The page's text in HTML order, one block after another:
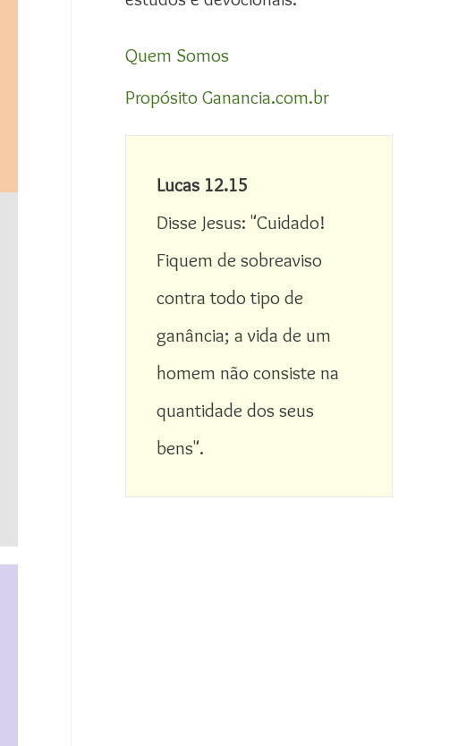
Quem Somos
Propósito Ganancia.com.br
Lucas 12.15
Disse Jesus: "Cuidado!
Fiquem de sobreaviso
contra todo tipo de
ganância; a vida de um
homem não consiste na
quantidade dos seus
bens".